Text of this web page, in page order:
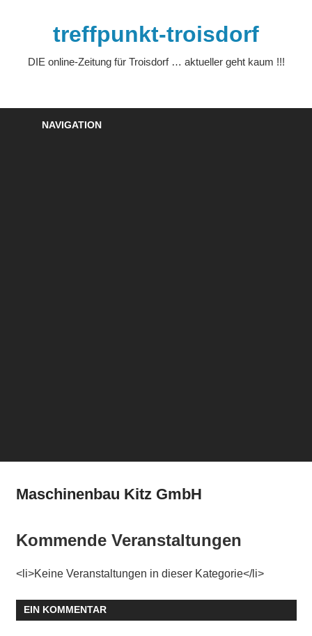
treffpunkt-troisdorf
DIE online-Zeitung für Troisdorf … aktueller geht kaum !!!
NAVIGATION
Maschinenbau Kitz GmbH
Kommende Veranstaltungen
<li>Keine Veranstaltungen in dieser Kategorie</li>
EIN KOMMENTAR